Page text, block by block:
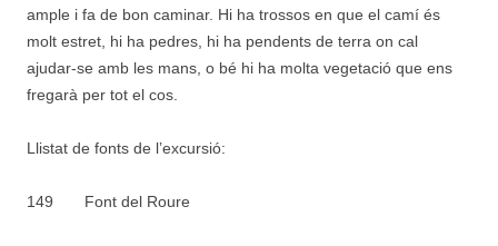
ample i fa de bon caminar. Hi ha trossos en que el camí és
molt estret, hi ha pedres, hi ha pendents de terra on cal
ajudar-se amb les mans, o bé hi ha molta vegetació que ens
fregarà per tot el cos.
Llistat de fonts de l’excursió:
149 Font del Roure